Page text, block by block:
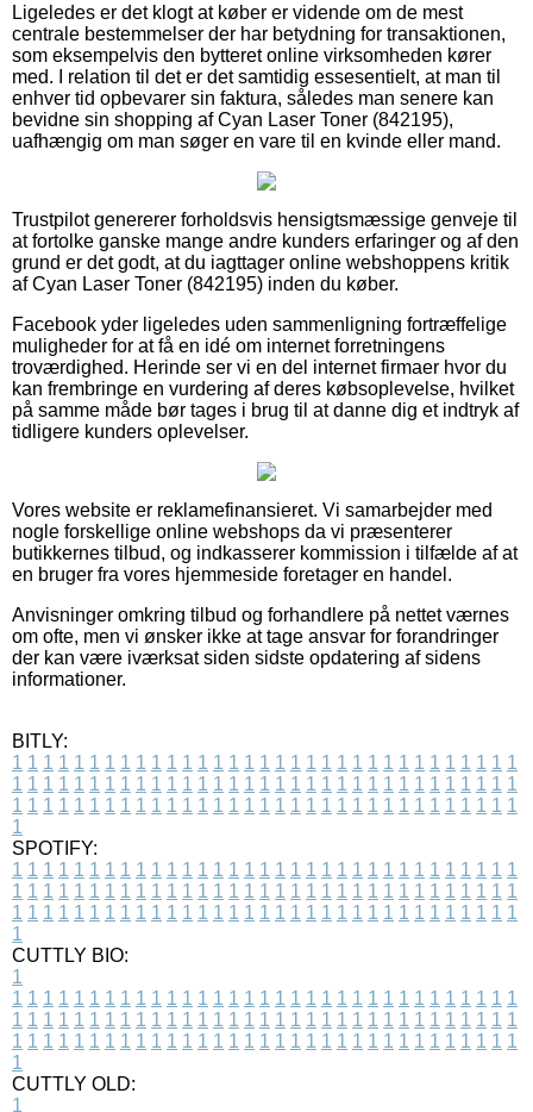
Ligeledes er det klogt at køber er vidende om de mest
centrale bestemmelser der har betydning for transaktionen,
som eksempelvis den bytteret online virksomheden kører
med. I relation til det er det samtidig essesentielt, at man til
enhver tid opbevarer sin faktura, således man senere kan
bevidne sin shopping af Cyan Laser Toner (842195),
uafhængig om man søger en vare til en kvinde eller mand.
Trustpilot genererer forholdsvis hensigtsmæssige genveje til
at fortolke ganske mange andre kunders erfaringer og af den
grund er det godt, at du iagttager online webshoppens kritik
af Cyan Laser Toner (842195) inden du køber.
Facebook yder ligeledes uden sammenligning fortræffelige
muligheder for at få en idé om internet forretningens
troværdighed. Herinde ser vi en del internet firmaer hvor du
kan frembringe en vurdering af deres købsoplevelse, hvilket
på samme måde bør tages i brug til at danne dig et indtryk af
tidligere kunders oplevelser.
Vores website er reklamefinansieret. Vi samarbejder med
nogle forskellige online webshops da vi præsenterer
butikkernes tilbud, og indkasserer kommission i tilfælde af at
en bruger fra vores hjemmeside foretager en handel.
Anvisninger omkring tilbud og forhandlere på nettet værnes
om ofte, men vi ønsker ikke at tage ansvar for forandringer
der kan være iværksat siden sidste opdatering af sidens
informationer.
BITLY:
1 1 1 1 1 1 1 1 1 1 1 1 1 1 1 1 1 1 1 1 1 1 1 1 1 1 1 1 1 1 1 1 1
1 1 1 1 1 1 1 1 1 1 1 1 1 1 1 1 1 1 1 1 1 1 1 1 1 1 1 1 1 1 1 1 1
1 1 1 1 1 1 1 1 1 1 1 1 1 1 1 1 1 1 1 1 1 1 1 1 1 1 1 1 1 1 1 1 1
1
SPOTIFY:
1 1 1 1 1 1 1 1 1 1 1 1 1 1 1 1 1 1 1 1 1 1 1 1 1 1 1 1 1 1 1 1 1
1 1 1 1 1 1 1 1 1 1 1 1 1 1 1 1 1 1 1 1 1 1 1 1 1 1 1 1 1 1 1 1 1
1 1 1 1 1 1 1 1 1 1 1 1 1 1 1 1 1 1 1 1 1 1 1 1 1 1 1 1 1 1 1 1 1
1
CUTTLY BIO:
1
1 1 1 1 1 1 1 1 1 1 1 1 1 1 1 1 1 1 1 1 1 1 1 1 1 1 1 1 1 1 1 1 1
1 1 1 1 1 1 1 1 1 1 1 1 1 1 1 1 1 1 1 1 1 1 1 1 1 1 1 1 1 1 1 1 1
1 1 1 1 1 1 1 1 1 1 1 1 1 1 1 1 1 1 1 1 1 1 1 1 1 1 1 1 1 1 1 1 1
1
CUTTLY OLD:
1